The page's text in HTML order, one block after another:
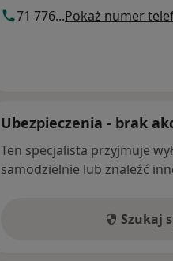
71 776...Pokaż numer
Ubezpieczenia - brak
Ten specjalista przyjmuje
samodzielnie lub znaleźć
Szukaj